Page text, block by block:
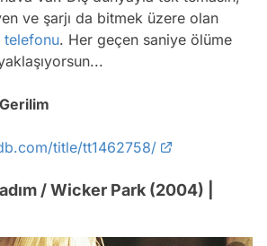
ve şarjı da bitmek üzere olan
telefonu. Her geçen saniye ölüme
title/tt1462758/
/ Wicker Park (2004) |